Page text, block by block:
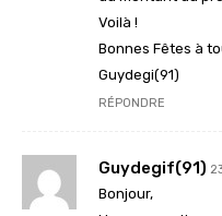
Voilà !
Bonnes Fêtes à
Guydegi(91)
RÉPONDRE
Guydegif(91)
Bonjour,